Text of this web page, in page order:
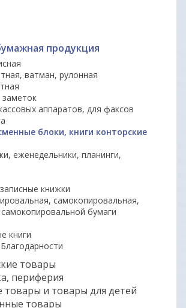
продукция
ватман, рулонная
заметок
аппаратов, для факсов
блоки, книги конторские
еженедельники, планинги,
книжки
самокопировальная,
бумаги
книги
товары
периферия
и товары для детей
товары